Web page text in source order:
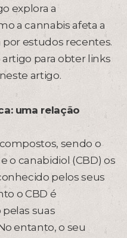
explora a
a cannabis afeta a
por estudos recentes.
para obter links
artigo.
uma relação
sendo o
o canabidiol (CBD) os
pelos seus
o CBD é
suas
entanto, o seu